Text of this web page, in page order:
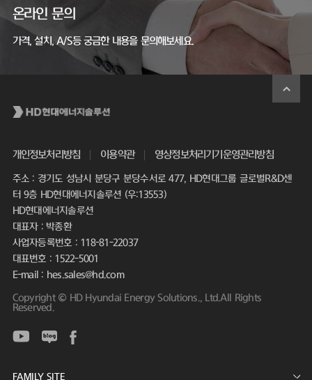
온라인 문의
가격, 설치, A/S등 궁금한 내용을 문의해보세요.
개인정보처리방침 이용약관 영상정보처리기기운영관리방침
주소 : 경기도 성남시 분당구 분당수서로 477, HD현대그룹 글로벌R&D센
터 9층 HD현대에너지솔루션 (우:13553)
HD현대에너지솔루션
대표자 : 박종환
사업자등록번호 : 118-81-22037
대표번호 : 1522-5001
E-mail : hes.sales@hd.com
Copyright © HD Hyundai Energy Solutions., Ltd.All Rights
Reserved.